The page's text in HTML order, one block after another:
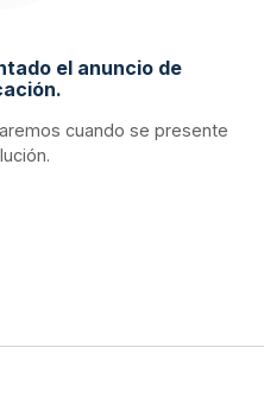
el anuncio de
cuando se presente